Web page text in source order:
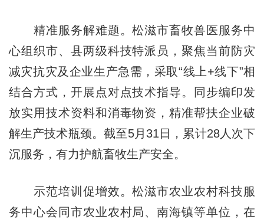
精准服务解难题。松滋市畜牧兽医服务中
心组织市、县两级科技特派员，聚焦当前防灾
减灾抗灾及企业生产急需，采取“线上+线下”相
结合方式，开展点对点技术指导。同步编印发
放实用技术资料和消毒物资，精准帮扶企业破
解生产技术瓶颈。截至5月31日，累计28人次下
沉服务，有力护航畜牧生产安全。
示范培训促增效。松滋市农业农村科技服
务中心会同市农业农村局、南海镇等单位，在